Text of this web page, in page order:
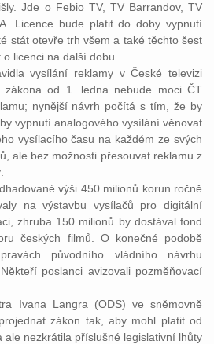
Jde o Febio TV, TV Barrandov, TV
Licence bude platit do doby vypnutí
stát otevře trh všem a také těchto šest
licenci na další dobu.
vysílání reklamy v České televizi
zákona od 1. ledna nebude moci ČT
nynější návrh počítá s tím, že by
vypnutí analogového vysílání věnovat
vysílacího času na každém ze svých
ale bez možnosti přesouvat reklamu z
výši 450 milionů korun ročně
na výstavbu vysílačů pro digitální
zhruba 150 milionů by dostával fond
českých filmů. O konečné podobě
původního vládního návrhu
poslanci avizovali pozměňovací
Ivana Langra (ODS) ve sněmovně
zákon tak, aby mohl platit od
ale nezkrátila příslušné legislativní lhůty